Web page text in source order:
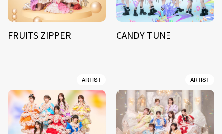
FRUITS ZIPPER CANDY TUNE
ARTIST ARTIST